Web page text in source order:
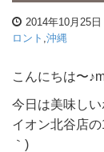
2014年10月25日
ロント 沖縄
こんにちは〜
今日は美味しい
イオン北谷店
｀)